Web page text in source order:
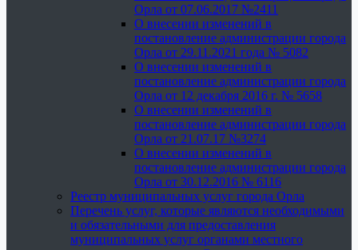
Орла от 07.06.2017 №2411
О внесении изменений в
постановление администрации города
Орла от 29.11.2021 года № 5082
О внесении изменений в
постановление администрации города
Орла от 12 декабря 2016 г. № 5658
О внесении изменений в
постановление администрации города
Орла от 21.07.17 №3274
О внесении изменений в
постановление администрации города
Орла от 30.12.2016 № 6116
Реестр муниципальных услуг города Орла
Перечень услуг, которые являются необходимыми
и обязательными для предоставления
муниципальных услуг органами местного